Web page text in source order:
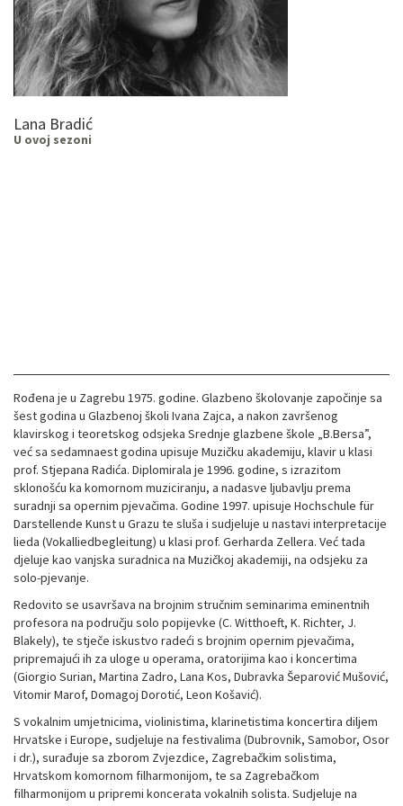
Lana Bradić
U ovoj sezoni
Rođena je u Zagrebu 1975. godine. Glazbeno školovanje započinje sa
šest godina u Glazbenoj školi Ivana Zajca, a nakon završenog
klavirskog i teoretskog odsjeka Srednje glazbene škole „B.Bersa”,
već sa sedamnaest godina upisuje Muzičku akademiju, klavir u klasi
prof. Stjepana Radića. Diplomirala je 1996. godine, s izrazitom
sklonošću ka komornom muziciranju, a nadasve ljubavlju prema
suradnji sa opernim pjevačima. Godine 1997. upisuje Hochschule für
Darstellende Kunst u Grazu te sluša i sudjeluje u nastavi interpretacije
lieda (Vokalliedbegleitung) u klasi prof. Gerharda Zellera. Već tada
djeluje kao vanjska suradnica na Muzičkoj akademiji, na odsjeku za
solo-pjevanje.
Redovito se usavršava na brojnim stručnim seminarima eminentnih
profesora na području solo popijevke (C. Witthoeft, K. Richter, J.
Blakely), te stječe iskustvo radeći s brojnim opernim pjevačima,
pripremajući ih za uloge u operama, oratorijima kao i koncertima
(Giorgio Surian, Martina Zadro, Lana Kos, Dubravka Šeparović Mušović,
Vitomir Marof, Domagoj Dorotić, Leon Košavić).
S vokalnim umjetnicima, violinistima, klarinetistima koncertira diljem
Hrvatske i Europe, sudjeluje na festivalima (Dubrovnik, Samobor, Osor
i dr.), surađuje sa zborom Zvjezdice, Zagrebačkim solistima,
Hrvatskom komornom filharmonijom, te sa Zagrebačkom
filharmonijom u pripremi koncerata vokalnih solista. Sudjeluje na